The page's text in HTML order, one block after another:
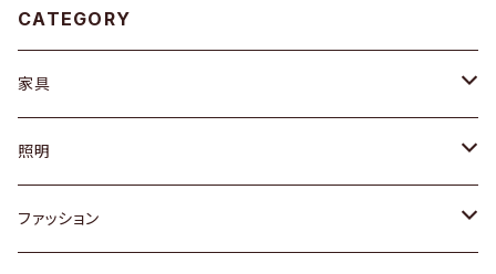
CATEGORY
家具
ソファ / ベンチ
チェア / スツール
照明
ペンダントライト
ファッション